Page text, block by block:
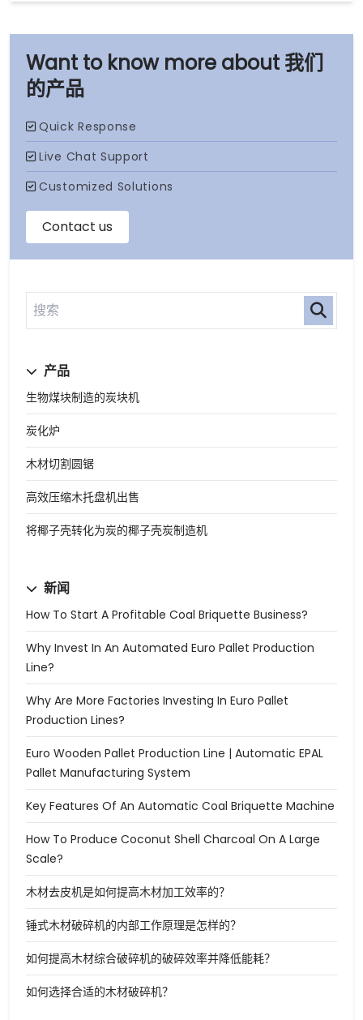
我们
的产品
产品
生物煤块制造的炭块机
炭化炉
木材切割圆锯
高效压缩木托盘机出售
将椰子壳转化为炭的椰子壳炭制造机
新闻
How To Start A Profitable Coal Briquette Business?
Why Invest In An Automated Euro Pallet Production
Line?
Why Are More Factories Investing In Euro Pallet
Production Lines?
Euro Wooden Pallet Production Line | Automatic EPAL
Pallet Manufacturing System
Key Features Of An Automatic Coal Briquette Machine
How To Produce Coconut Shell Charcoal On A Large
Scale?
木材去皮机是如何提高木材加工效率的？
锤式木材破碎机的内部工作原理是怎样的？
如何提高木材综合破碎机的破碎效率并降低能耗？
如何选择合适的木材破碎机？